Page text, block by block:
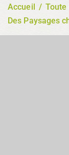
Accueil /
Des Paysages